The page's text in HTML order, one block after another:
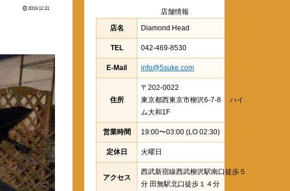
2019.12.31
店舗情報
店名
Diamond Head
TEL 042-469-8530
E-Mail info@5suke.com
住所
〒202-0022
東京都西東京市柳沢6-7-8 ハイ
ム大和1F
営業時間 19:00〜03:00 (LO 02:30)
定休日 火曜日
アクセス
西武新宿線西武柳沢駅南口徒歩５
分 田無駅北口徒歩１４分